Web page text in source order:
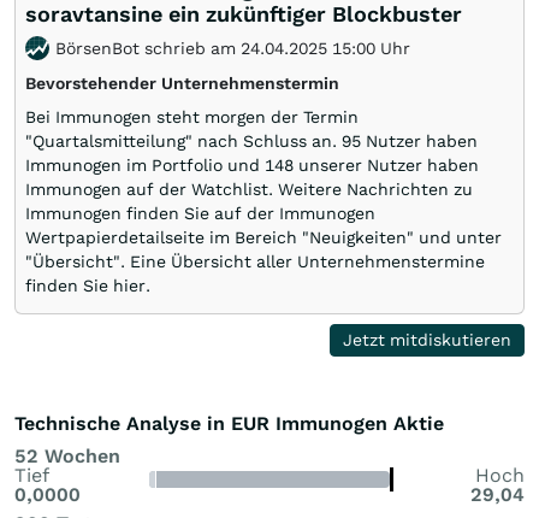
soravtansine ein zukünftiger Blockbuster
BörsenBot schrieb am 24.04.2025 15:00 Uhr
Bevorstehender Unternehmenstermin
Bei Immunogen steht morgen der Termin
"Quartalsmitteilung" nach Schluss an. 95 Nutzer haben
Immunogen im Portfolio und 148 unserer Nutzer haben
Immunogen auf der Watchlist. Weitere Nachrichten zu
Immunogen finden Sie auf der Immunogen
Wertpapierdetailseite im Bereich "Neuigkeiten" und unter
"Übersicht". Eine Übersicht aller Unternehmenstermine
finden Sie hier.
Jetzt mitdiskutieren
Technische Analyse in EUR Immunogen Aktie
52 Wochen
Tief
0,0000
Hoch
29,04